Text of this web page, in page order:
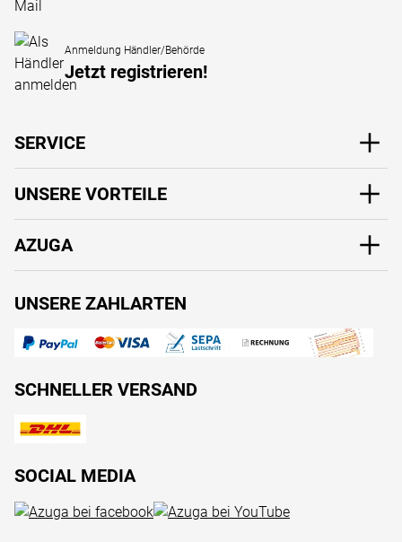
Anmeldung Händler/Behörde
Jetzt registrieren!
SERVICE
UNSERE VORTEILE
AZUGA
UNSERE ZAHLARTEN
SCHNELLER VERSAND
SOCIAL MEDIA